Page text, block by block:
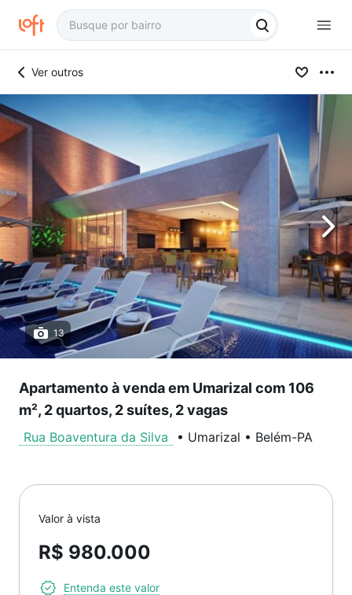
Ver outros
13
Apartamento à venda em Umarizal com 106
m², 2 quartos, 2 suítes, 2 vagas
Rua Boaventura da Silva • Umarizal • Belém-PA
Valor à vista
R$ 980.000
Entenda este valor